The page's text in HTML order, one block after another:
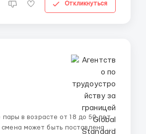
Откликнуться